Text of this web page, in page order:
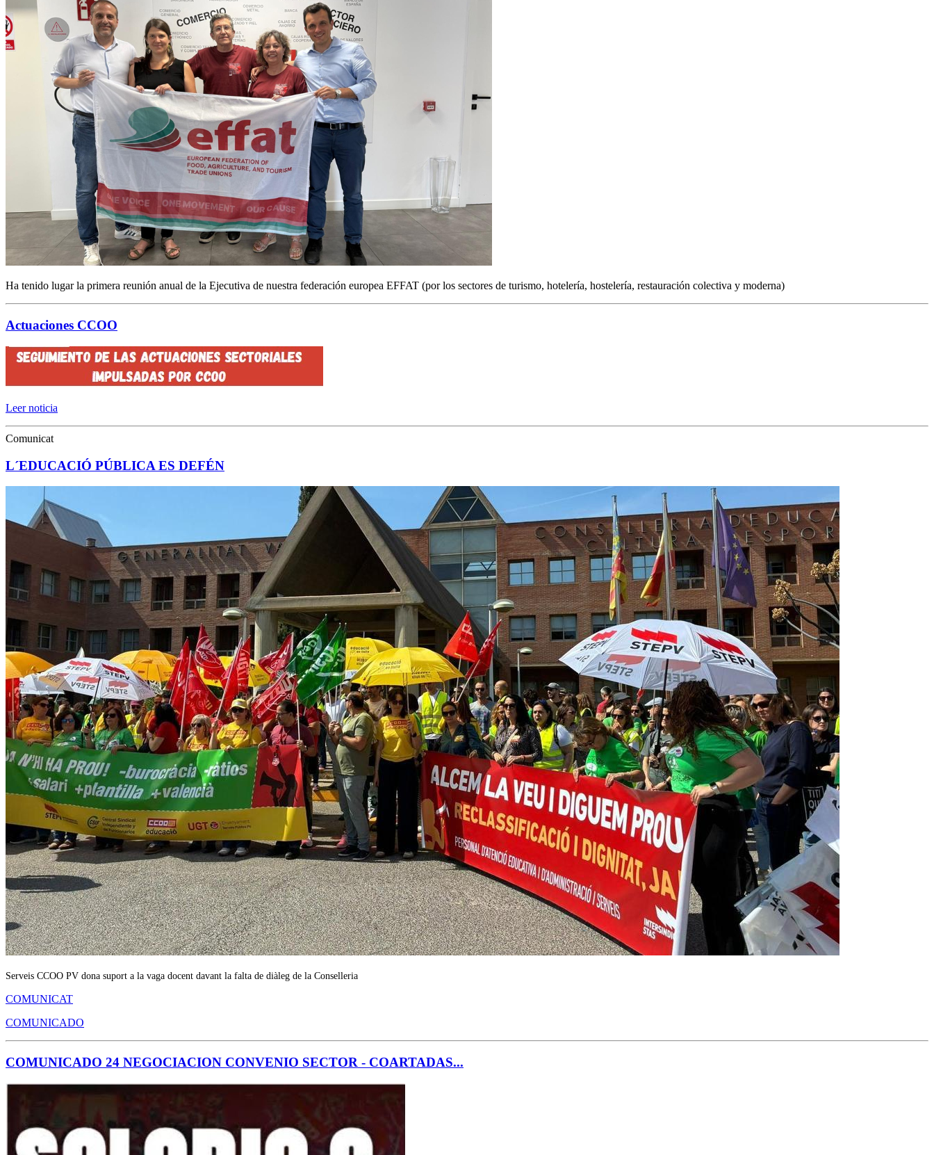
Ha tenido lugar la primera reunión anual de la Ejecutiva de nuestra federación europea EFFAT (por los sectores de turismo, hotelería, hostelería, restauración colectiva y moderna)
Actuaciones CCOO
Leer noticia
Comunicat
L´EDUCACIÓ PÚBLICA ES DEFÉN
Serveis CCOO PV dona suport a la vaga docent davant la falta de diàleg de la Conselleria
COMUNICAT
COMUNICADO
COMUNICADO 24 NEGOCIACION CONVENIO SECTOR - COARTADAS...